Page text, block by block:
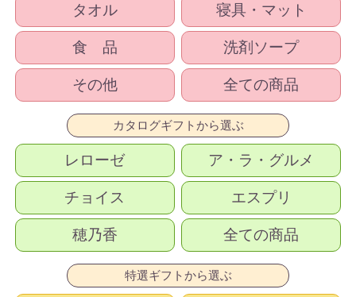
タオル 寝具・マット
食 品 洗剤ソープ
その他 全ての商品
カタログギフトから選ぶ
レローゼ ア・ラ・グルメ
チョイス エスプリ
穂乃香 全ての商品
特選ギフトから選ぶ